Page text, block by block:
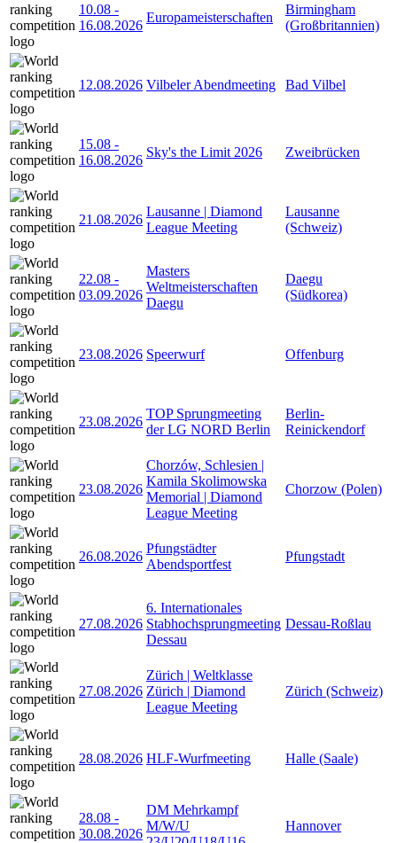
10.08 -
16.08.2026
Europameisterschaften
Birmingham
(Großbritannien)
12.08.2026 Vilbeler Abendmeeting Bad Vilbel
15.08 -
16.08.2026
Sky's the Limit 2026 Zweibrücken
21.08.2026
Lausanne | Diamond
League Meeting
Lausanne
(Schweiz)
22.08 -
03.09.2026
Masters
Weltmeisterschaften
Daegu
Daegu
(Südkorea)
23.08.2026 Speerwurf Offenburg
23.08.2026
TOP Sprungmeeting
der LG NORD Berlin
Berlin-
Reinickendorf
23.08.2026
Chorzów, Schlesien |
Kamila Skolimowska
Memorial | Diamond
League Meeting
Chorzow (Polen)
26.08.2026
Pfungstädter
Abendsportfest
Pfungstadt
27.08.2026
6. Internationales
Stabhochsprungmeeting
Dessau
Dessau-Roßlau
27.08.2026
Zürich | Weltklasse
Zürich | Diamond
League Meeting
Zürich (Schweiz)
28.08.2026 HLF-Wurfmeeting Halle (Saale)
28.08 -
30.08.2026
DM Mehrkampf
M/W/U
Hannover